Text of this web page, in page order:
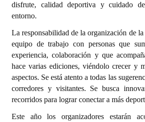
Resoluciones de Presidencia
INSTITUCIONAL
Antiguos Pobladores
Noticias Destacadas
Registros y Distinciones
disfrute, calidad deportiva y cuidado
entorno.
La responsabilidad de la organización de la
equipo de trabajo con personas que
experiencia, colaboración y que
hace varias ediciones, viéndolo crecer y
aspectos. Se está atento a todas las
corredores y visitantes. Se busca
recorridos para lograr conectar a más
Este año los organizadores estarán